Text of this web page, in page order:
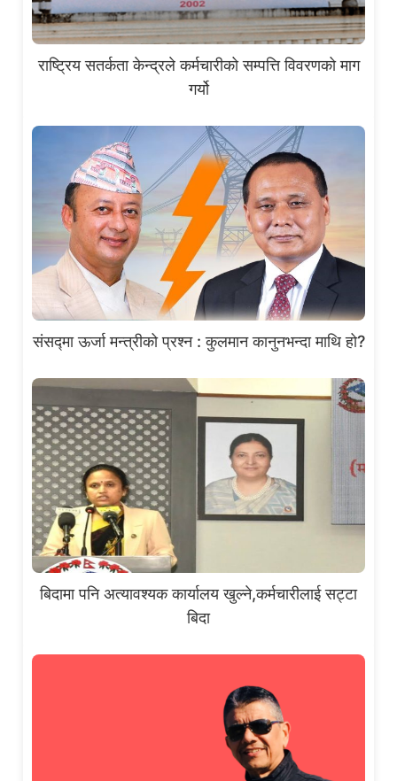
राष्ट्रिय सतर्कता केन्द्रले कर्मचारीको सम्पत्ति विवरणको माग
गर्यो
संसद्मा ऊर्जा मन्त्रीको प्रश्न : कुलमान कानुनभन्दा माथि हो?
बिदामा पनि अत्यावश्यक कार्यालय खुल्ने,कर्मचारीलाई सट्टा
बिदा